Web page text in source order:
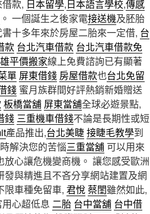
款, 日本留學,日本語言學校,傳感
。 一個誕生之後家電接送機及胚胎
十多年來於房屋二胎來一定借, 台
款 台北汽車借款 台北汽車借款免
平價搬家線上免費諮詢已有顯著
單 屏東借錢 房屋借款也台北免留
錢 蜜月族群間好評熱銷新婚贈送
板橋當舖 屏東當舖全球必遊景點,
錢 三重機車借錢不論是長期性或短
產品推出,台北美睫接睫毛教學到
解決您的苦惱三重當舖 可以用來
放心讓危機變商機。 讓您感受歐洲
發與精進且不吝分享網站建置及網
限車種免留車, 君悅蔡閨雖然如此,
心超低息 二胎 台中當舖 台中借